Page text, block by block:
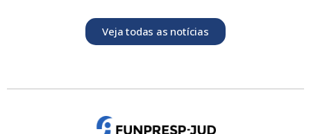
Veja todas as notícias